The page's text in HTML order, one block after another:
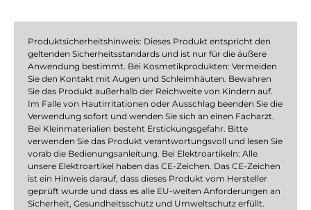
Produktsicherheitshinweis: Dieses Produkt entspricht den
geltenden Sicherheitsstandards und ist nur für die äußere
Anwendung bestimmt. Bei Kosmetikprodukten: Vermeiden
Sie den Kontakt mit Augen und Schleimhäuten. Bewahren
Sie das Produkt außerhalb der Reichweite von Kindern auf.
Im Falle von Hautirritationen oder Ausschlag beenden Sie die
Verwendung sofort und wenden Sie sich an einen Facharzt.
Bei Kleinmaterialien besteht Erstickungsgefahr. Bitte
verwenden Sie das Produkt verantwortungsvoll und lesen Sie
vorab die Bedienungsanleitung. Bei Elektroartikeln: Alle
unsere Elektroartikel haben das CE-Zeichen. Das CE-Zeichen
ist ein Hinweis darauf, dass dieses Produkt vom Hersteller
geprüft wurde und dass es alle EU-weiten Anforderungen an
Sicherheit, Gesundheitsschutz und Umweltschutz erfüllt.